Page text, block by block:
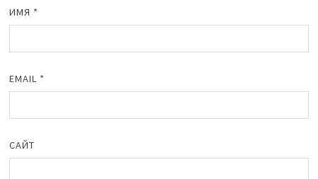
ИМЯ *
EMAIL *
САЙТ